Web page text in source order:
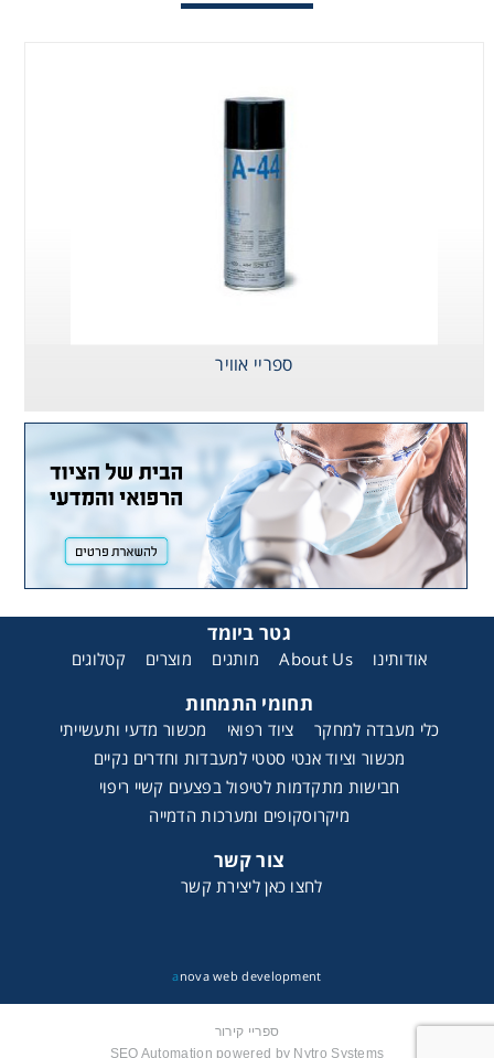
ספריי אוויר
גטר ביומד
אודותינו About Us מותגים מוצרים קטלוגים
תחומי התמחות
כלי מעבדה למחקר ציוד רפואי
מכשור מדעי ותעשייתי
מכשור וציוד אנטי סטטי למעבדות וחדרים נקיים
חבישות מתקדמות לטיפול בפצעים קשיי ריפוי
מיקרוסקופים ומערכות הדמייה
צור קשר
לחצו כאן ליצירת קשר
a nova web development
ספריי קירור
SEO Automation powered by Nytro Systems